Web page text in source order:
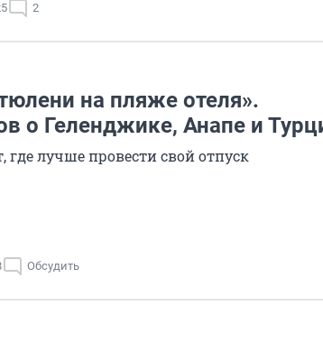
2
на пляже отеля».
о Геленджике, Анапе и
где лучше провести свой отпуск
Обсудить